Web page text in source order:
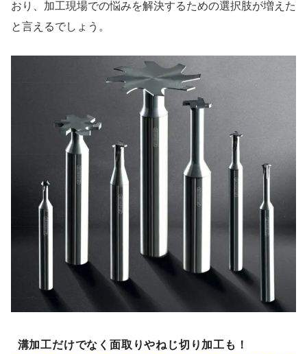
おり、加工現場での悩みを解決するための選択肢が増えた
と言えるでしょう。
溝加工だけでなく面取りやねじ切り加工も！